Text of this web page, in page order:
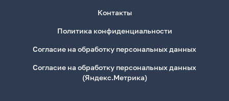
Контакты
Политика конфиденциальности
Согласие на обработку персональных данных
Согласие на обработку персональных данных
(Яндекс.Метрика)